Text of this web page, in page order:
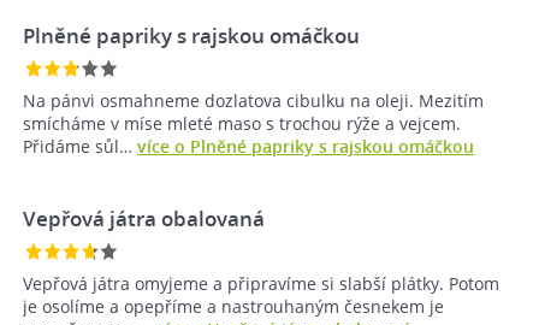
Plněné papriky s rajskou omáčkou
Na pánvi osmahneme dozlatova cibulku na oleji. Mezitím
smícháme v míse mleté maso s trochou rýže a vejcem.
Přidáme sůl… více o Plněné papriky s rajskou omáčkou
Vepřová játra obalovaná
Vepřová játra omyjeme a připravíme si slabší plátky. Potom
je osolíme a opepříme a nastrouhaným česnekem je